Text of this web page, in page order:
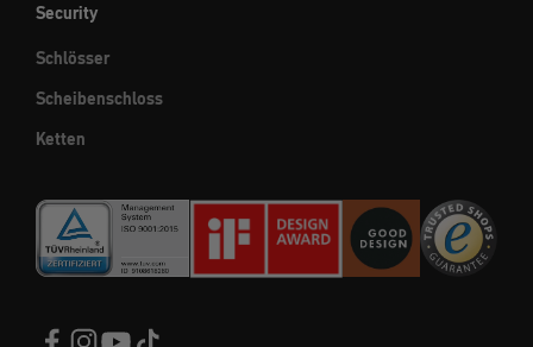
Security
Schlösser
Scheibenschloss
Ketten